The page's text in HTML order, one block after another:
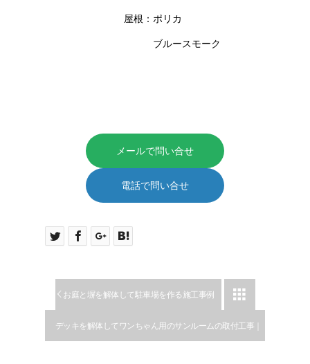
屋根：ポリカ
ブルースモーク
メールで問い合せ
電話で問い合せ
お庭と塀を解体して駐車場を作る施工事例 
デッキを解体してワンちゃん用のサンルームの取付工事｜